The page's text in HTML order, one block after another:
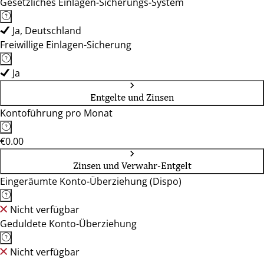
Ja, Deutschland
Freiwillige Einlagen-Sicherung
Ja
Entgelte und Zinsen
Kontoführung pro Monat
€0.00
Zinsen und Verwahr-Entgelt
Eingeräumte Konto-Überziehung (Dispo)
Nicht verfügbar
Geduldete Konto-Überziehung
Nicht verfügbar